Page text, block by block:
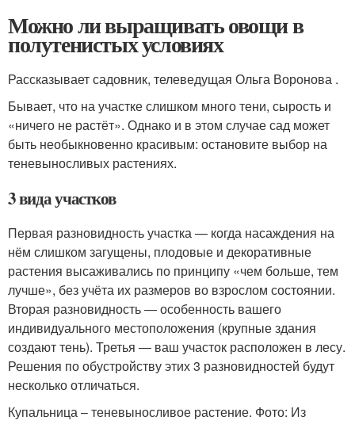
Можно ли выращивать овощи в
полутенистых условиях
Рассказывает садовник, телеведущая Ольга Воронова .
Бывает, что на участке слишком много тени, сырость и
«ничего не растёт». Однако и в этом случае сад может
быть необыкновенно красивым: остановите выбор на
теневыносливых растениях.
3 вида участков
Первая разновидность участка — когда насаждения на
нём слишком загущены, плодовые и декоративные
растения высаживались по принципу «чем больше, тем
лучше», без учёта их размеров во взрослом состоянии.
Вторая разновидность — особенность вашего
индивидуального местоположения (крупные здания
создают тень). Третья — ваш участок расположен в лесу.
Решения по обустройству этих 3 разновидностей будут
несколько отличаться.
Купальница – теневыносливое растение. Фото: Из